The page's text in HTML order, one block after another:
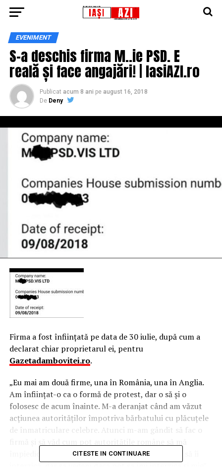
EVENIMENT
S-a deschis firma M..ie PSD. E
reală și face angajări! | IasiAZI.ro
Publicat acum 8 ani pe august 16, 2018
De Deny
Firma a fost înfiinţată pe data de 30 iulie, după cum a
declarat chiar proprietarul ei, pentru
Gazetadambovitei.ro.
„Eu mai am două firme, una în România, una în Anglia.
Am înfiinţat-o ca o formă de protest, dar o să şi o
folosesc de acum înainte.M-a deranjat când am văzut
acţiunea autorităţilor împotriva bărbatului cu plăcuţele
de înmatriculare celebre. Atunci m-am gândit să fac o
împiedice să o folosesc. Acelui cetăţean au putut să îi
interzică, dar să vedem dacă pot să îmi interzică şi mie”,
CITESTE IN CONTINUARE